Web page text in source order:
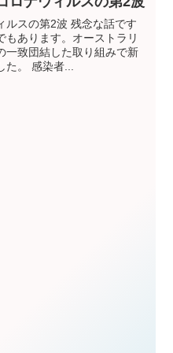
ルスの第2波 残念な話です
あります。オーストラリ
一致団結した取り組みで新
た。 感染者...